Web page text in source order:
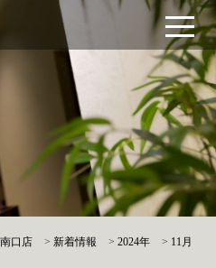
口店 >新着情報 >2024年 > 11月